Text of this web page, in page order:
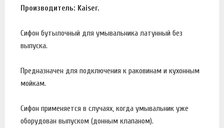
Производитель: Kaiser.
Сифон бутылочный для умывальника латунный без
выпуска.
Предназначен для подключения к раковинам и кухонным
мойкам.
Сифон применяется в случаях, когда умывальник уже
оборудован выпуском (донным клапаном).